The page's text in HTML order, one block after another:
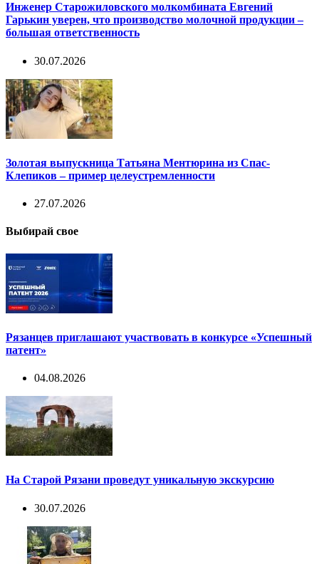
Инженер Старожиловского молкомбината Евгений
Гарькин уверен, что производство молочной продукции –
большая ответственность
30.07.2026
Золотая выпускница Татьяна Ментюрина из Спас-
Клепиков – пример целеустремленности
27.07.2026
Выбирай свое
Рязанцев приглашают участвовать в конкурсе «Успешный
патент»
04.08.2026
На Старой Рязани проведут уникальную экскурсию
30.07.2026